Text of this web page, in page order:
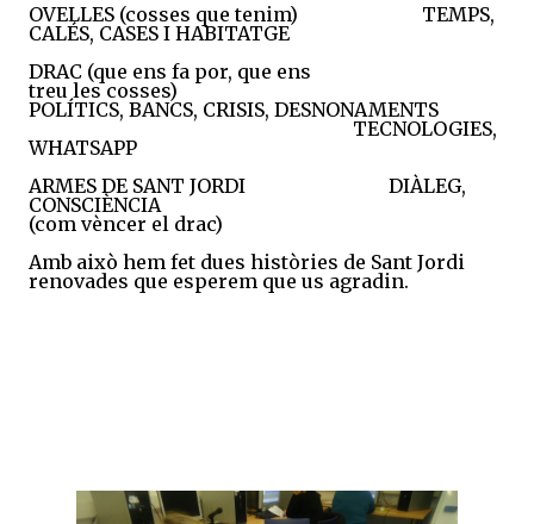
OVELLES (cosses que tenim) TEMPS,
CALÉS, CASES I HABITATGE
DRAC (que ens fa por, que ens
treu les cosses)
POLÍTICS, BANCS, CRISIS, DESNONAMENTS
TECNOLOGIES,
WHATSAPP
ARMES DE SANT JORDI DIÀLEG,
CONSCIÈNCIA
(com vèncer el drac)
Amb això hem fet dues històries de Sant Jordi
renovades que esperem que us agradin.